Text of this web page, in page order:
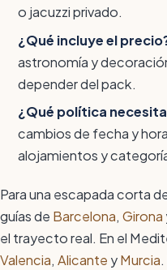
o jacuzzi privado.
¿Qué incluye el
astronomía y
depender del pack.
¿Qué política
cambios de fecha y
alojamientos y
Para una escapada corta
guías de Barcelona, Girona
el trayecto real. En el
Valencia, Alicante yMurcia